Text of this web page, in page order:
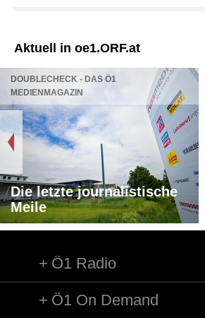
Aktuell in oe1.ORF.at
DOUBLECHECK - DAS Ö1
MEDIENMAGAZIN
Die letzte journalistische
Meile
Ö1 Radio
Ö1 On Demand